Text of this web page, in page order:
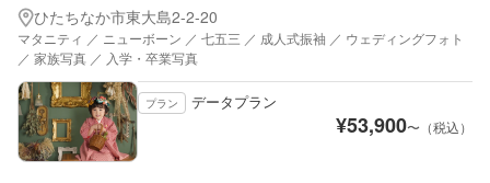
ひたちなか市東大島2-2-20
マタニティ ／ ニューボーン ／ 七五三 ／ 成人式振袖 ／ ウェディングフォト
／ 家族写真 ／ 入学・卒業写真
プラン データプラン
¥53,900〜（税込）